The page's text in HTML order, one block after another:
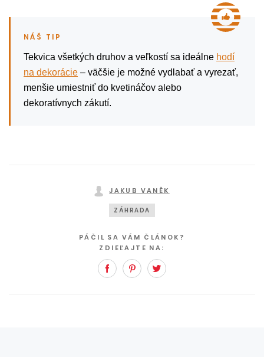
Tekvica všetkých druhov a veľkostí sa ideálne hodí
na dekorácie – väčšie je možné vydlabať a vyrezať,
menšie umiestniť do kvetináčov alebo
dekoratívnych zákutí.
JAKUB VANĚK
ZÁHRADA
PÁČIL SA VÁM ČLÁNOK?
ZDIEĽAJTE NA:
FacebookPinterest